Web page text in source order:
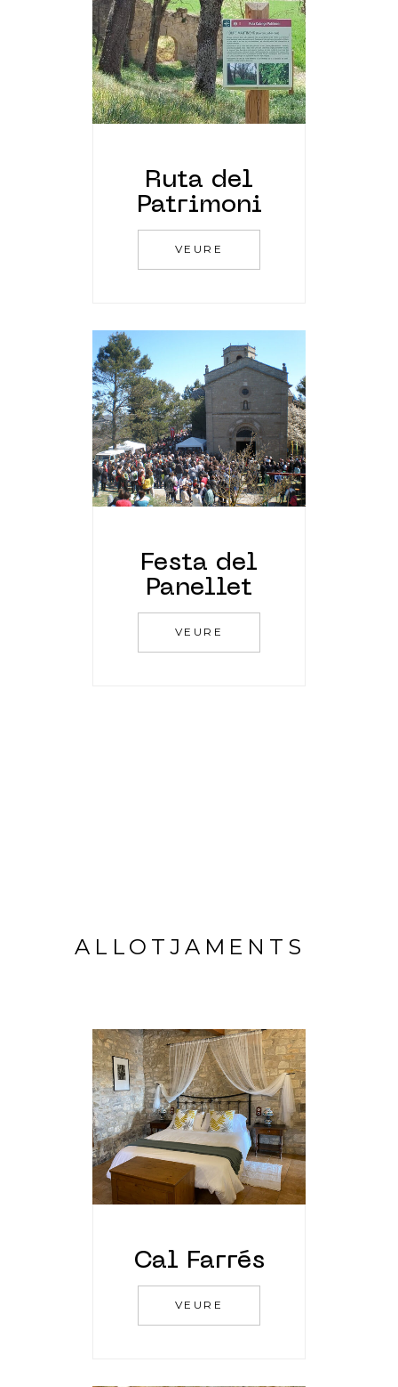
Ruta del
Patrimoni
VEURE
Festa del
Panellet
VEURE
ALLOTJAMENTS
Cal Farrés
VEURE